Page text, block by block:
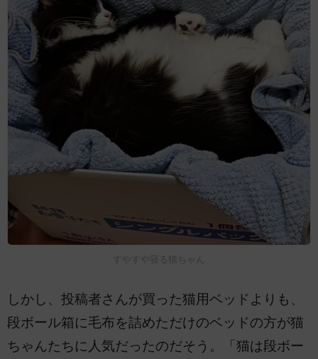
すやすや寝る猫ちゃん
しかし、投稿者さんが買った猫用ベッドよりも、
段ボール箱に毛布を詰めただけのベッドの方が猫
ちゃんたちに人気だったのだそう。「猫は段ボー